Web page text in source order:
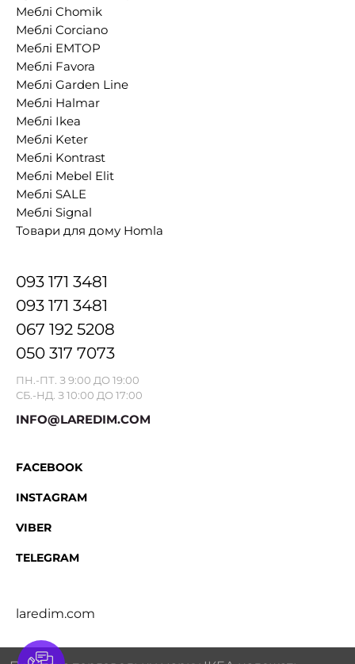
Меблі Chomik
Меблі Corciano
Меблі EMTOP
Меблі Favora
Меблі Garden Line
Меблі Halmar
Меблі Ikea
Меблі Keter
Меблі Kontrast
Меблі Mebel Elit
Меблі SALE
Меблі Signal
Товари для дому Homla
093 171 3481
093 171 3481
067 192 5208
050 317 7073
ПН.-ПТ. З 9:00 ДО 19:00
СБ.-НД. З 10:00 ДО 17:00
INFO@LAREDIM.COM
FACEBOOK
INSTAGRAM
VIBER
TELEGRAM
laredim.com